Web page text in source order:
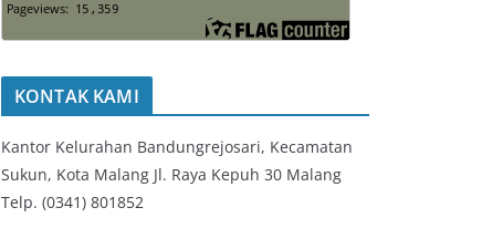
KONTAK KAMI
Kantor Kelurahan Bandungrejosari, Kecamatan
Sukun, Kota Malang Jl. Raya Kepuh 30 Malang
Telp. (0341) 801852